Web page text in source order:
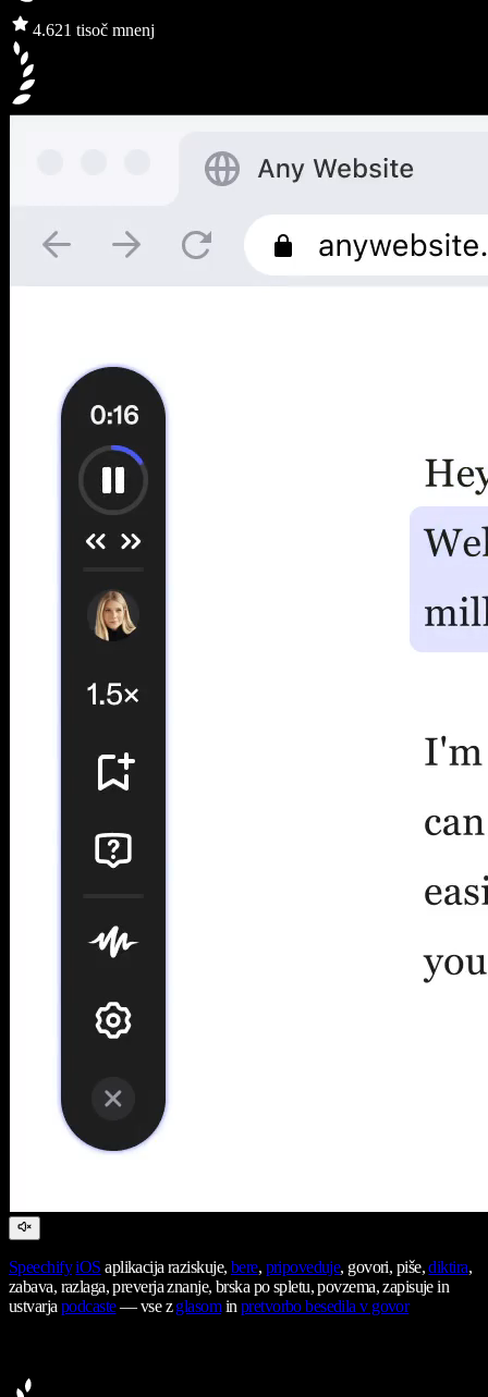
4.621 tisoč mnenj
Speechify iOS aplikacija raziskuje, bere, pripoveduje, govori, piše,diktira,
zabava, razlaga, preverja znanje, brska po spletu, povzema, zapisuje in
ustvarjapodcaste— vse zglasominpretvorbo besedila v govor